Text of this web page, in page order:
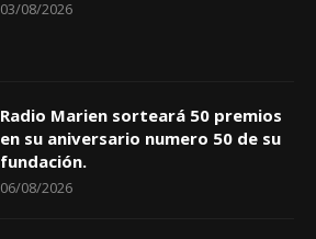
03/08/2026
Radio Marien sorteará 50 premios
en su aniversario numero 50 de su
fundación.
06/08/2026